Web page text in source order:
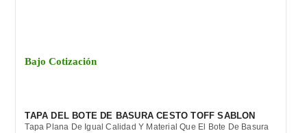
Bajo Cotización
TAPA DEL BOTE DE BASURA CESTO TOFF SABLON
Tapa Plana De Igual Calidad Y Material Que El Bote De Basura